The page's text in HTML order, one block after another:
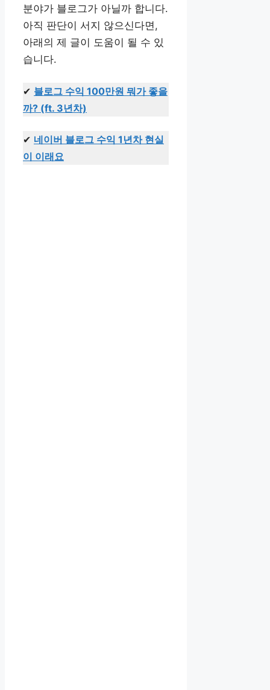
분야가 블로그가 아닐까 합니다.
아직 판단이 서지 않으신다면,
아래의 제 글이 도움이 될 수 있
습니다.
✔ 블로그 수익 100만원 뭐가 좋을
까? (ft. 3년차)
✔ 네이버 블로그 수익 1년차 현실
이 이래요